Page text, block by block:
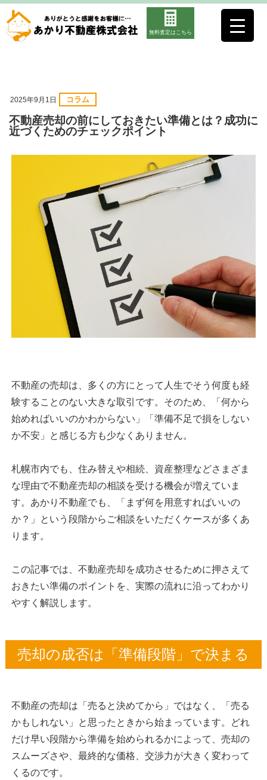
無料査定はこちら
2025年9月1日 コラム
不動産売却の前にしておきたい準備とは？成功に
近づくためのチェックポイント
不動産の売却は、多くの方にとって人生でそう何度も経
験することのない大きな取引です。そのため、「何から
始めればいいのかわからない」「準備不足で損をしない
か不安」と感じる方も少なくありません。
札幌市内でも、住み替えや相続、資産整理などさまざま
な理由で不動産売却の相談を受ける機会が増えていま
す。あかり不動産でも、「まず何を用意すればいいの
か？」という段階からご相談をいただくケースが多くあ
ります。
この記事では、不動産売却を成功させるために押さえて
おきたい準備のポイントを、実際の流れに沿ってわかり
やすく解説します。
売却の成否は「準備段階」で決まる
不動産の売却は「売ると決めてから」ではなく、「売る
かもしれない」と思ったときから始まっています。どれ
だけ早い段階から準備を始められるかによって、売却の
スムーズさや、最終的な価格、交渉力が大きく変わって
くるのです。